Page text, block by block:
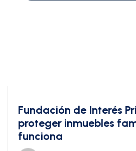
Fundación de Interés
proteger inmuebles
funciona